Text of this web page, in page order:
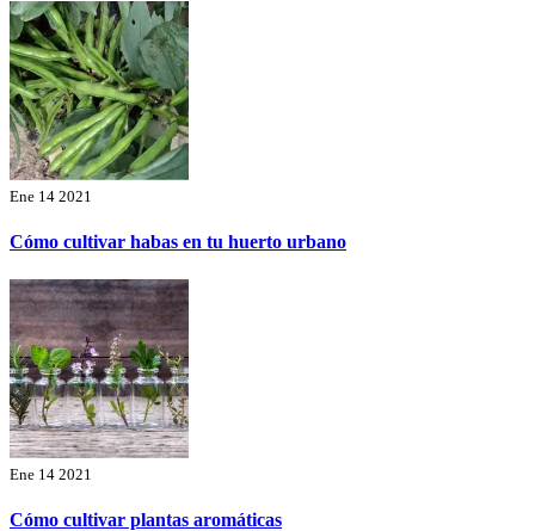
Ene 14 2021
Cómo cultivar habas en tu huerto urbano
Ene 14 2021
Cómo cultivar plantas aromáticas